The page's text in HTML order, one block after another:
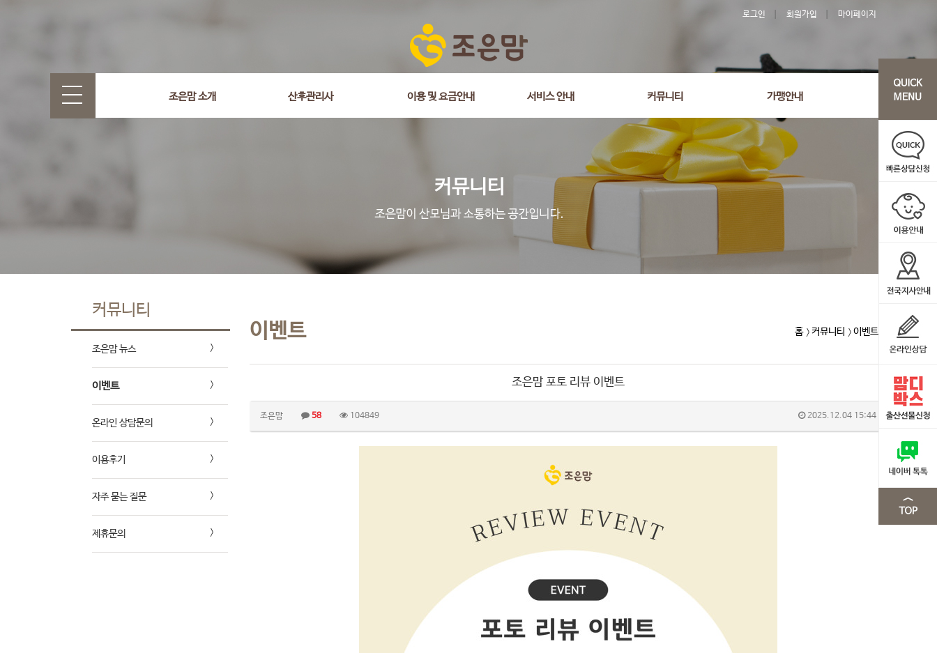
로그인 회원가입 마이페이지
조은맘 소개 산후관리사 이용 및 요금안내 서비스 안내 커뮤니티 가맹안내
커뮤니티
조은맘 뉴스
이벤트
온라인 상담문의
이용후기
자주 묻는 질문
제휴문의
이벤트 홈 커뮤니티 이벤트
조은맘 포토 리뷰 이벤트
조은맘 58 104849 2025.12.04 15:44